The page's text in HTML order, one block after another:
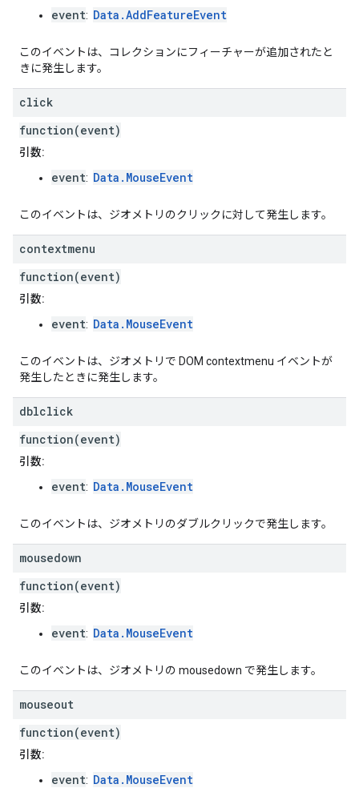
event: Data.AddFeatureEvent
このイベントは、コレクションにフィーチャーが追加されたと
きに発生します。
click
function(event)
引数:
event: Data.MouseEvent
このイベントは、ジオメトリのクリックに対して発生します。
contextmenu
function(event)
引数:
event: Data.MouseEvent
このイベントは、ジオメトリで DOM contextmenu イベントが
発生したときに発生します。
dblclick
function(event)
引数:
event: Data.MouseEvent
このイベントは、ジオメトリのダブルクリックで発生します。
mousedown
function(event)
引数:
event: Data.MouseEvent
このイベントは、ジオメトリの mousedown で発生します。
mouseout
function(event)
引数:
event: Data.MouseEvent